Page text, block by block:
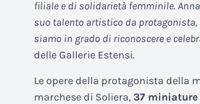
filiale e di solidarietà femminile.
suo talento artistico da
siamo in grado di riconoscere e
delle Gallerie Estensi.
Le opere della protagonista della
marchese di Soliera, 37